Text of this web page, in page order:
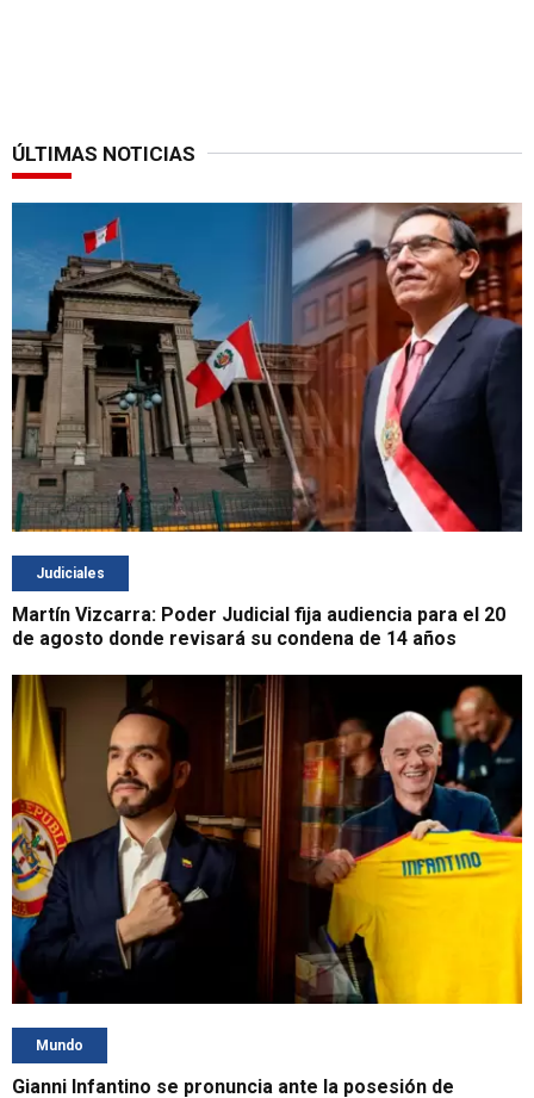
ÚLTIMAS NOTICIAS
Judiciales
Martín Vizcarra: Poder Judicial fija audiencia para el 20
de agosto donde revisará su condena de 14 años
Mundo
Gianni Infantino se pronuncia ante la posesión de